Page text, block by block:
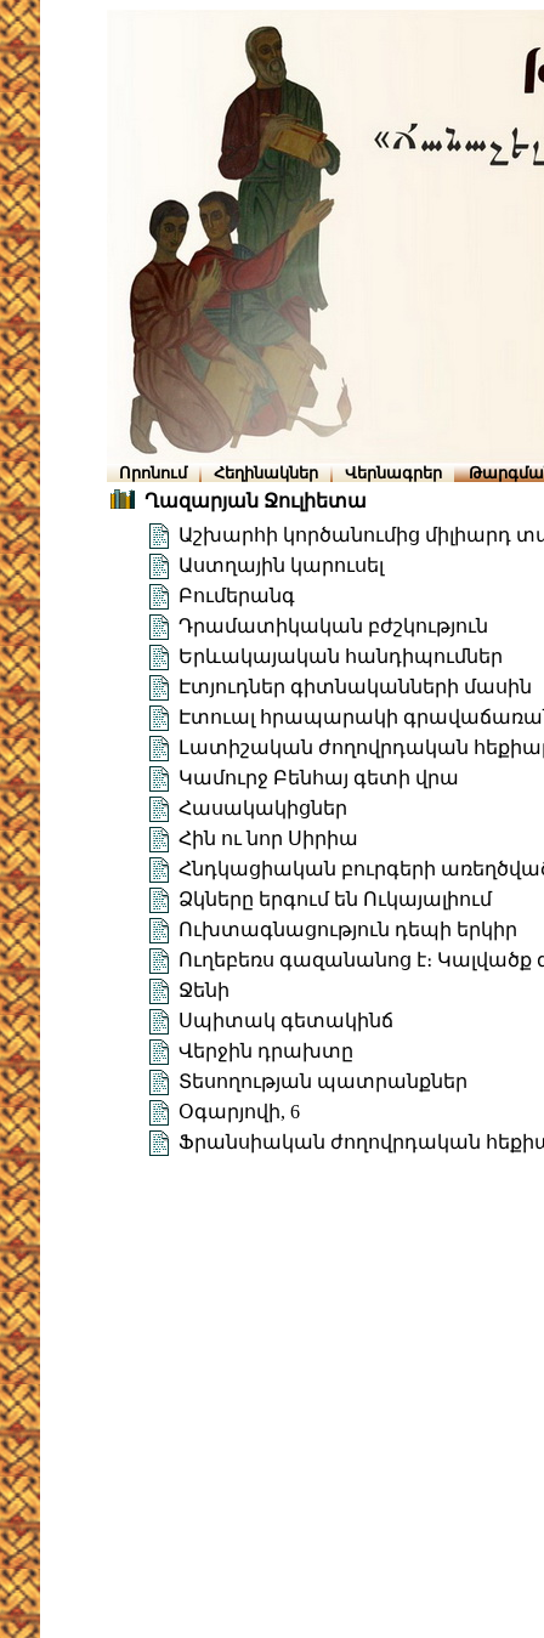
Որոնում Հեղինակներ Վերնագրեր
Ղազարյան Ջուլիետա
Աշխարհի կործանումից միլիարդ
Աստղային կարուսել
Բումերանգ
Դրամատիկական բժշկություն
Երևակայական հանդիպումներ
Էտյուդներ գիտնականների մասին
Էտուալ հրապարակի
Լատիշական ժողովրդական
Կամուրջ Բենհայ գետի վրա
Հասակակիցներ
Հին ու նոր Սիրիա
Հնդկացիական բուրգերի
Ձկները երգում են Ուկայալիում
Ուխտագնացություն դեպի երկիր
Ուղեբեռս գազանանոց է։
Ջենի
Սպիտակ գետակինճ
Վերջին դրախտը
Տեսողության պատրանքներ
Օգարյովի, 6
Ֆրանսիական ժողովրդական